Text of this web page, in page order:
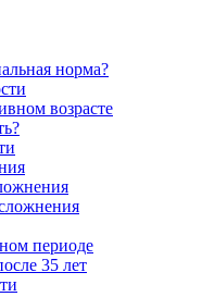
норма?
возрасте
периоде
35 лет